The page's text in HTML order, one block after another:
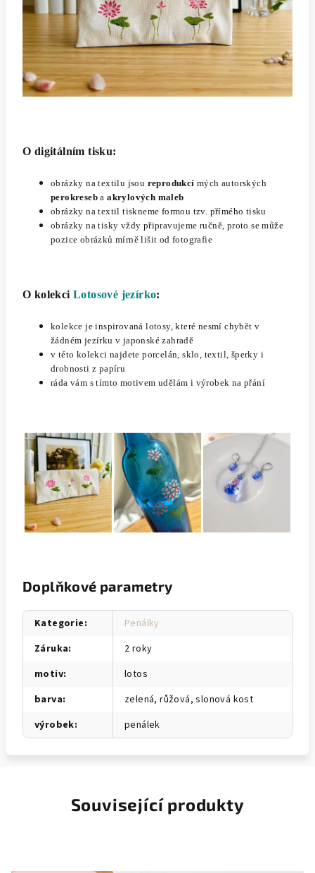
O digitálním tisku:
obrázky na textilu jsou reprodukcí mých autorských
perokreseba akrylových maleb
obrázky na textil tiskneme formou tzv. přímého tisku
obrázky na tisky vždy připravujeme ručně, proto se může
pozice obrázků mírně lišit od fotografie
O kolekciLotosové jezírko:
kolekce je inspirovaná lotosy, které nesmí chybět v
žádném jezírku v japonské zahradě
v této kolekci najdete porcelán, sklo, textil, šperky i
drobnosti z papíru
ráda vám s tímto motivem udělám i výrobek na přání
Doplňkové parametry
Kategorie:
Penálky
Záruka:
2 roky
motiv:
lotos
barva:
zelená, růžová, slonová kost
výrobek: penálek
Související produkty